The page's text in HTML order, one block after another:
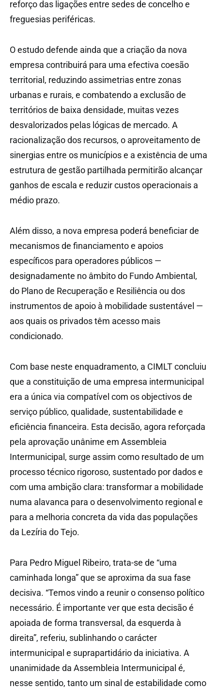
reforço das ligações entre sedes de concelho e
freguesias periféricas.
O estudo defende ainda que a criação da nova
empresa contribuirá para uma efectiva coesão
territorial, reduzindo assimetrias entre zonas
urbanas e rurais, e combatendo a exclusão de
territórios de baixa densidade, muitas vezes
desvalorizados pelas lógicas de mercado. A
racionalização dos recursos, o aproveitamento de
sinergias entre os municípios e a existência de uma
estrutura de gestão partilhada permitirão alcançar
ganhos de escala e reduzir custos operacionais a
médio prazo.
Além disso, a nova empresa poderá beneficiar de
mecanismos de financiamento e apoios
específicos para operadores públicos —
designadamente no âmbito do Fundo Ambiental,
do Plano de Recuperação e Resiliência ou dos
instrumentos de apoio à mobilidade sustentável —
aos quais os privados têm acesso mais
condicionado.
Com base neste enquadramento, a CIMLT concluiu
que a constituição de uma empresa intermunicipal
era a única via compatível com os objectivos de
serviço público, qualidade, sustentabilidade e
eficiência financeira. Esta decisão, agora reforçada
pela aprovação unânime em Assembleia
Intermunicipal, surge assim como resultado de um
processo técnico rigoroso, sustentado por dados e
com uma ambição clara: transformar a mobilidade
numa alavanca para o desenvolvimento regional e
para a melhoria concreta da vida das populações
da Lezíria do Tejo.
Para Pedro Miguel Ribeiro, trata-se de “uma
caminhada longa” que se aproxima da sua fase
decisiva. “Temos vindo a reunir o consenso político
necessário. É importante ver que esta decisão é
apoiada de forma transversal, da esquerda à
direita”, referiu, sublinhando o carácter
intermunicipal e suprapartidário da iniciativa. A
unanimidade da Assembleia Intermunicipal é,
nesse sentido, tanto um sinal de estabilidade como